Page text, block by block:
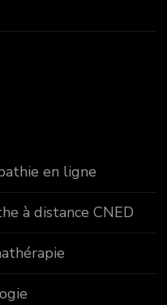
en ligne
à distance CNED